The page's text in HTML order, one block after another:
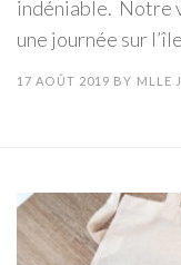
indéniable. Notre
une journée sur
17 AOÛT 2019 BY MLLE